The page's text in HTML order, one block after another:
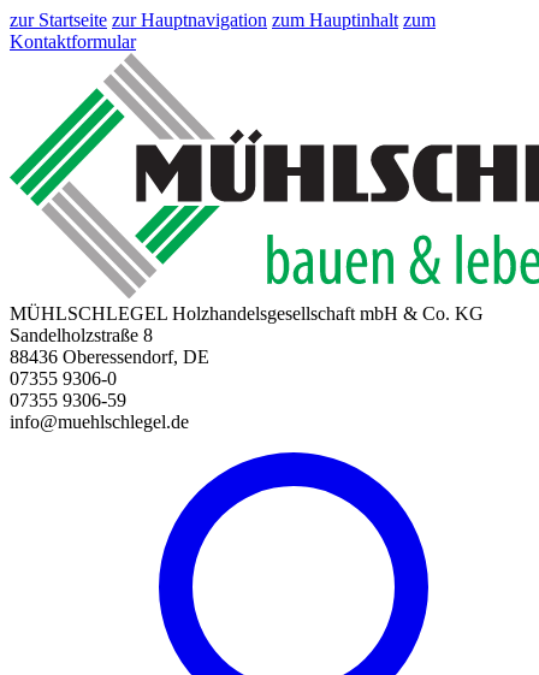
zur Startseite zur Hauptnavigation zum Hauptinhalt zum
Kontaktformular
MÜHLSCHLEGEL Holzhandelsgesellschaft mbH & Co. KG
Sandelholzstraße 8
88436 Oberessendorf, DE
07355 9306-0
07355 9306-59
info@muehlschlegel.de